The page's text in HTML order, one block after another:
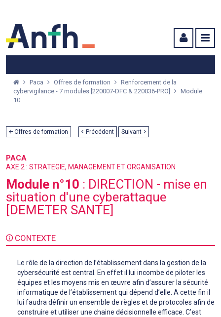
Paca Offres de formation
Renforcement de la
cybervigilance - 7 modules [220007-DFC & 220036-PRO]
Module
10
Offres de formation Précédent Suivant
PACA
AXE 2 : STRATEGIE, MANAGEMENT ET ORGANISATION
Module n°10 : DIRECTION - mise en
situation d'une cyberattaque
[DEMETER SANTE]
CONTEXTE
Le rôle de la direction de l’établissement dans la gestion de la
cybersécurité est central. En effet il lui incombe de piloter les
équipes et les moyens mis en œuvre afin d’assurer la sécurité
informatique de l’établissement qui dépend d’elle. A cette fin il
lui faudra définir un ensemble de règles et de protocoles afin de
construire et utiliser une chaine décisionnelle efficace. C’est